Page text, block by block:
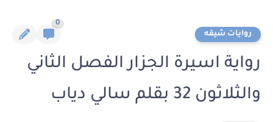
روايات شيقه
0
رواية اسيرة الجزار الفصل الثاني
والثلاثون 32 بقلم سالي دياب